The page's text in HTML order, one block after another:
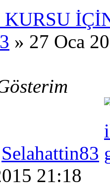
» 27 Oca
Selahattin83
21:18